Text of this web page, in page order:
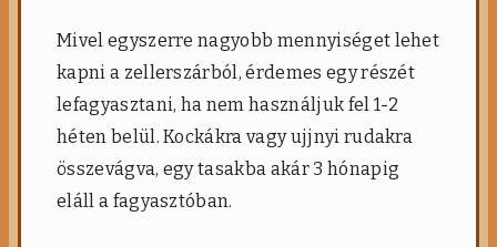
Mivel egyszerre nagyobb mennyiséget lehet
kapni a zellerszárból, érdemes egy részét
lefagyasztani, ha nem használjuk fel 1-2
héten belül. Kockákra vagy ujjnyi rudakra
összevágva, egy tasakba akár 3 hónapig
eláll a fagyasztóban.​